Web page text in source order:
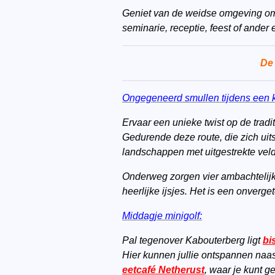
Geniet van de weidse omgeving
seminarie, receptie, feest of ander
Ongegeneerd smullen tijdens een
Ervaar een unieke twist op de
Gedurende deze route, die zich
landschappen met uitgestrekte
Onderweg zorgen vier
heerlijke ijsjes. Het is een
Middagje minigolf:
Pal tegenover Kabouterberg ligt
Hier kunnen jullie ontspannen
eetcafé Netherust, waar je kunt